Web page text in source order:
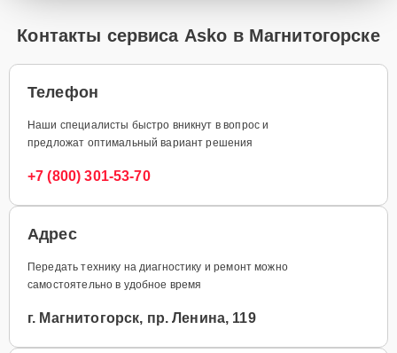
Контакты сервиса Asko в Магнитогорске
Телефон
Наши специалисты быстро вникнут в вопрос и
предложат оптимальный вариант решения
+7 (800) 301-53-70
Адрес
Передать технику на диагностику и ремонт можно
самостоятельно в удобное время
г. Магнитогорск, пр. Ленина, 119